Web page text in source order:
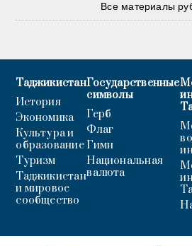
Все материалы
Таджикистан
История
Экономика
Культура и
образование
Туризм
Таджикистан
и мировое
сообщество
Государственные
символы
Герб
Флаг
Гимн
Национальная
валюта